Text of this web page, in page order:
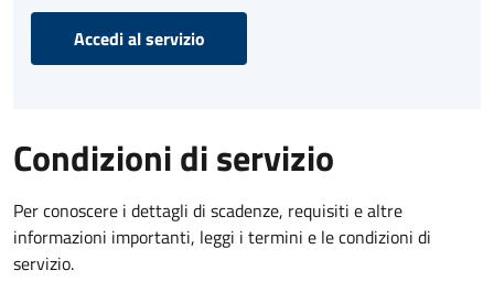
Accedi al servizio
Condizioni di servizio
Per conoscere i dettagli di scadenze, requisiti e altre
informazioni importanti, leggi i termini e le condizioni di
servizio.